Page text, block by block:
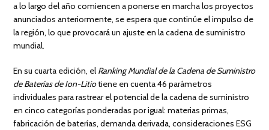
a lo largo del año comiencen a ponerse en marcha los proyectos
anunciados anteriormente, se espera que continúe el impulso de
la región, lo que provocará un ajuste en la cadena de suministro
mundial.
En su cuarta edición, el Ranking Mundial de la Cadena de Suministro
de Baterías de Ion-Litiotiene en cuenta 46 parámetros
individuales para rastrear el potencial de la cadena de suministro
en cinco categorías ponderadas por igual: materias primas,
fabricación de baterías, demanda derivada, consideraciones ESG